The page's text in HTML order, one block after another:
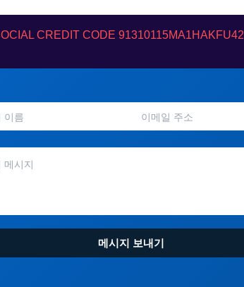
t
t
r
r
e
t
CREDIT CODE 91310115MA1HAKFU42
메시지 보내기